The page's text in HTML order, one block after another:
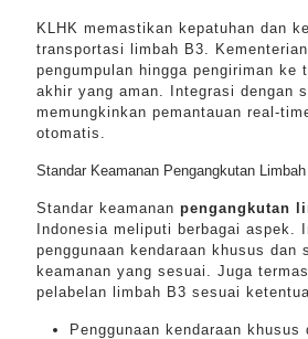
KLHK memastikan kepatuhan dan
transportasi limbah B3.
pengumpulan hingga pengiriman ke
akhir yang aman. Integrasi dengan
memungkinkan pemantauan real-
otomatis.
Standar Keamanan Pengangkutan
Standar keamanan pengangkutan
Indonesia meliputi berbagai aspek.
penggunaan kendaraan khusus dan
keamanan yang sesuai. Juga
pelabelan limbah B3 sesuai
Penggunaan kendaraan